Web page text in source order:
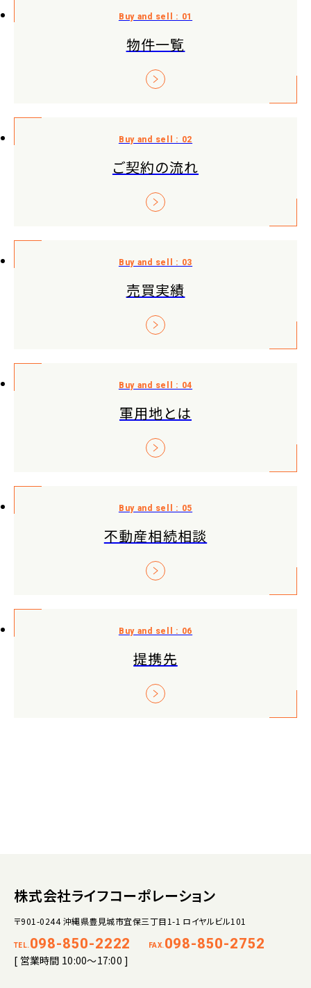
物件一覧
ご契約の流れ
売買実績
軍用地とは
不動産相続相談
提携先
株式会社ライフコーポレーション
〒901-0244 沖縄県豊見城市宜保三丁目1-1 ロイヤルビル101
TEL. 098-850-2222 FAX. 098-850-2752
[ 営業時間 10:00～17:00 ]